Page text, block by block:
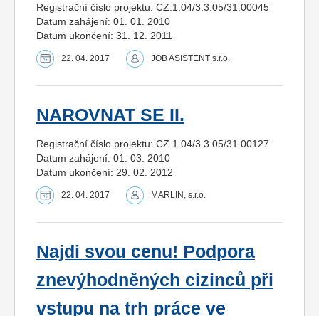
Registrační číslo projektu: CZ.1.04/3.3.05/31.00045
Datum zahájení: 01. 01. 2010
Datum ukončení: 31. 12. 2011
22. 04. 2017 JOB ASISTENT s.r.o.
NAROVNAT SE II.
Registrační číslo projektu: CZ.1.04/3.3.05/31.00127
Datum zahájení: 01. 03. 2010
Datum ukončení: 29. 02. 2012
22. 04. 2017 MARLIN, s.r.o.
Najdi svou cenu! Podpora
znevýhodněných cizinců při
vstupu na trh práce ve